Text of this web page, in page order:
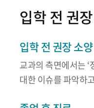
입학 전 권
입학 전 권장 소양
교과의 측면에서는
대한 이슈를 파악하